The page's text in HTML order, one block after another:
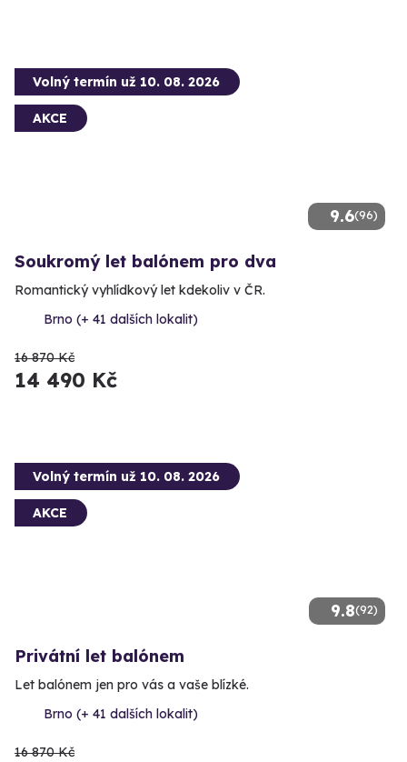
9.6(96)
Volný termín už 10. 08. 2026
AKCE
Soukromý let balónem pro dva
Romantický vyhlídkový let kdekoliv v ČR.
Brno (+ 41 dalších lokalit)
16 870 Kč
14 490 Kč
9.8(92)
Volný termín už 10. 08. 2026
AKCE
Privátní let balónem
Let balónem jen pro vás a vaše blízké.
Brno (+ 41 dalších lokalit)
16 870 Kč